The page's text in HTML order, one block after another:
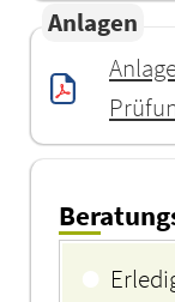
Anlagen
●